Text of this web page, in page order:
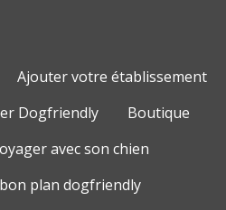
Ajouter votre établissement
Dogfriendly
Boutique
avec son chien
plan dogfriendly